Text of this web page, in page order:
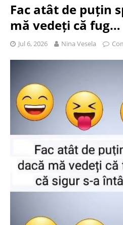
Fac atât de puțin
mă vedeți că fug…
Jul 6, 2026 Nina Vesela